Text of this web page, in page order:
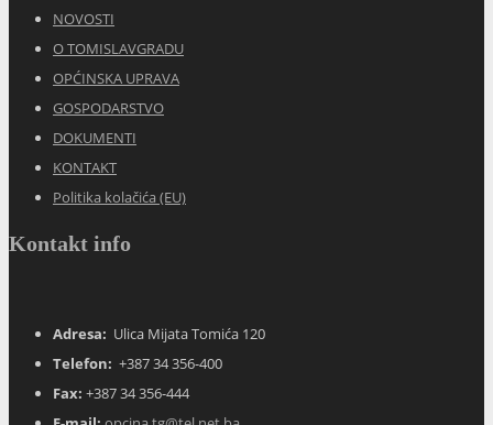
NOVOSTI
O TOMISLAVGRADU
OPĆINSKA UPRAVA
GOSPODARSTVO
DOKUMENTI
KONTAKT
Politika kolačića (EU)
Kontakt info
Adresa: Ulica Mijata Tomića 120
Telefon: +387 34 356-400
Fax: +387 34 356-444